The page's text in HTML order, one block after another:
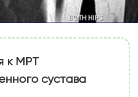
к МРТ
сустава